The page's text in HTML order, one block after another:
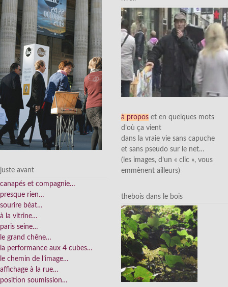
juste avant
canapés et compagnie…
presque rien…
sourire béat…
à la vitrine…
paris seine…
le grand chêne…
la performance aux 4 cubes…
le chemin de l’image…
affichage à la rue…
position soumission…
à propos et en quelques mots
d’où ça vient
dans la vraie vie sans capuche
et sans pseudo sur le net…
(les images, d’un « clic », vous
emmènent ailleurs)
thebois dans le bois